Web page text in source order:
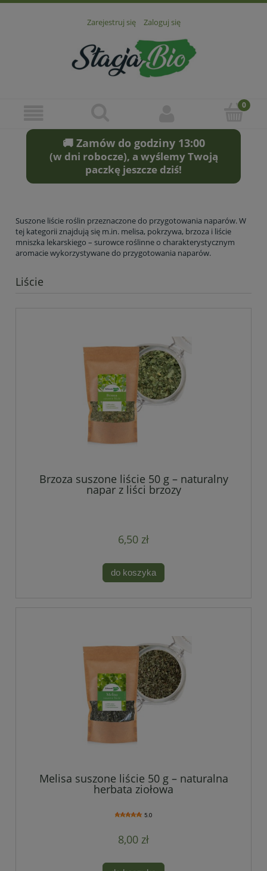
Zarejestruj się Zaloguj się
🚚 Zamów do godziny 13:00
(w dni robocze), a wyślemy Twoją
paczkę jeszcze dziś!
Suszone liście roślin przeznaczone do przygotowania naparów. W
tej kategorii znajdują się m.in. melisa, pokrzywa, brzoza i liście
mniszka lekarskiego – surowce roślinne o charakterystycznym
aromacie wykorzystywane do przygotowania naparów.
Liście
Brzoza suszone liście 50 g – naturalny
napar z liści brzozy
6,50 zł
do koszyka
Melisa suszone liście 50 g – naturalna
herbata ziołowa
5.0
8,00 zł